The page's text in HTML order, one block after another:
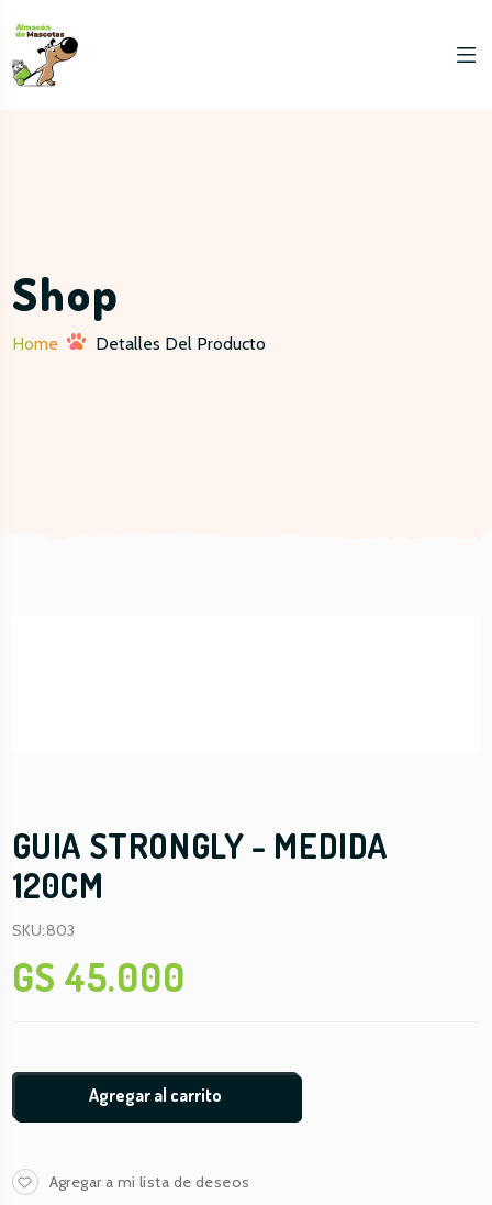
Shop
Home Detalles Del Producto
GUIA STRONGLY - MEDIDA
120CM
SKU:803
GS 45.000
Agregar al carrito
Agregar a mi lista de deseos